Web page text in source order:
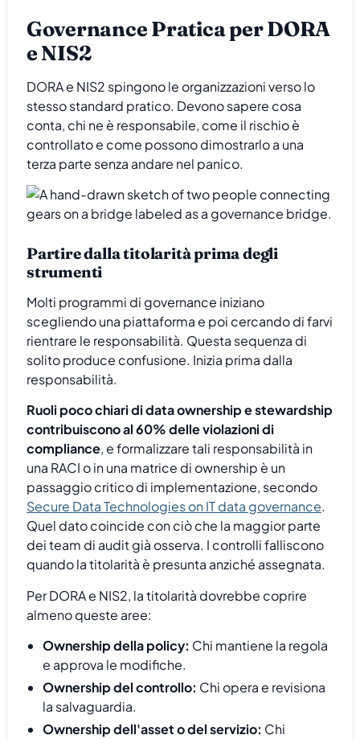
Governance Pratica per DORA
e NIS2
DORA e NIS2 spingono le organizzazioni verso lo
stesso standard pratico. Devono sapere cosa
conta, chi ne è responsabile, come il rischio è
controllato e come possono dimostrarlo a una
terza parte senza andare nel panico.
Partire dalla titolarità prima degli
strumenti
Molti programmi di governance iniziano
scegliendo una piattaforma e poi cercando di farvi
rientrare le responsabilità. Questa sequenza di
solito produce confusione. Inizia prima dalla
responsabilità.
Ruoli poco chiari di data ownership e stewardship
contribuiscono al 60% delle violazioni di
compliance, e formalizzare tali responsabilità in
una RACI o in una matrice di ownership è un
passaggio critico di implementazione, secondo
Secure Data Technologies on IT data governance.
Quel dato coincide con ciò che la maggior parte
dei team di audit già osserva. I controlli falliscono
quando la titolarità è presunta anziché assegnata.
Per DORA e NIS2, la titolarità dovrebbe coprire
almeno queste aree:
Ownership della policy: Chi mantiene la regola
e approva le modifiche.
Ownership del controllo: Chi opera e revisiona
la salvaguardia.
Ownership dell'asset o del servizio: Chi